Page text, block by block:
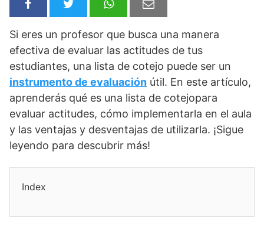
Si eres un profesor que busca una manera
efectiva de evaluar las actitudes de tus
estudiantes, una lista de cotejo puede ser un
instrumento de evaluación útil. En este artículo,
aprenderás qué es una lista de cotejopara
evaluar actitudes, cómo implementarla en el aula
y las ventajas y desventajas de utilizarla. ¡Sigue
leyendo para descubrir más!
Index